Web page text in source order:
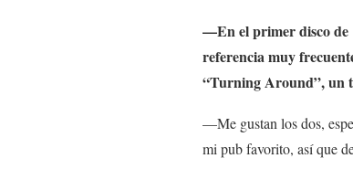
—En el primer disco de
referencia muy
“Turning Around”, un
—Me gustan los dos,
mi pub favorito, así que